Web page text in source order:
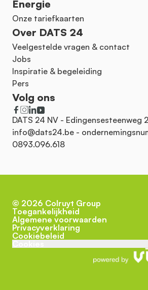
Energie
Onze tariefkaarten
Over DATS 24
Veelgestelde vragen & contact
Jobs
Inspiratie & begeleiding
Pers
Volg ons
DATS 24 NV - Edingensesteenweg
info@dats24.be -
0893.096.618
© 2026 Colruyt Group
Toegankelijkheid
Algemene voorwaarden
Privacyverklaring
Cookiebeleid